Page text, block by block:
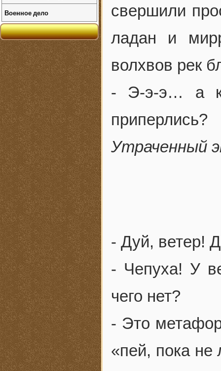
свершили
ладан и
волхвов рек
- Э-э-э… а
приперлись?
Утраченный
- Дуй, ветер!
- Чепуха! У
чего нет?
- Это
«пей, пока не
Военное дело